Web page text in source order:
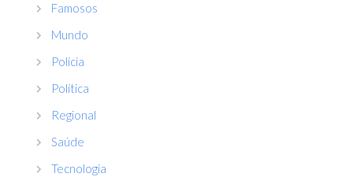
Famosos
Mundo
Polícia
Política
Regional
Saúde
Tecnologia